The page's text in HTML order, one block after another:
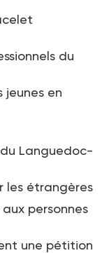
du
jeunes en
Languedoc-
les étrangères
personnes
une pétition